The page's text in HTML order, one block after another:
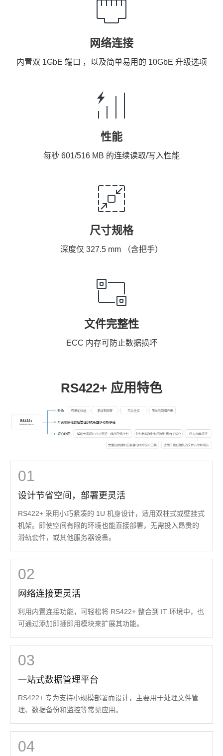
网络连接
内置双 1GbE 端口 ，以及简单易用的 10GbE 升级选项
性能
每秒 601/516 MB 的连续读取/写入性能
尺寸规格
深度仅 327.5 mm （含把手）
文件完整性
ECC 内存可防止数据损坏
RS422+ 应用特色
01
设计节省空间，部署更灵活
RS422+ 采用小巧紧凑的 1U 机身设计，适用双柱式或壁挂式
机架。即使空间有限的环境也能直接部署，无需投入昂贵的
滑轨套件，或其他服务器设备。
02
网络连接更灵活
利用内置连接功能，可轻松将 RS422+ 整合到 IT 环境中，也
可通过添加即插即用模块来扩展其功能。
03
一站式数据管理平台
RS422+ 专为支持小规模部署而设计，主要用于处理文件管
理、数据备份和监控等常见应用。
04